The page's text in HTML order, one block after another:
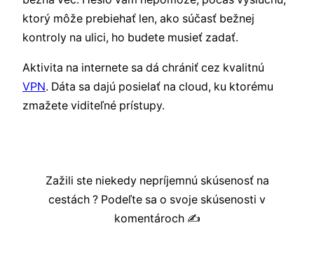
ktorý môže prebiehať len, ako súčasť bežnej
kontroly na ulici, ho budete musieť zadať.
Aktivita na internete sa dá chrániť cez kvalitnú
VPN. Dáta sa dajú posielať na cloud, ku ktorému
zmažete viditeľné prístupy.
Zažili ste niekedy nepríjemnú skúsenosť na
cestách ? Podeľte sa o svoje skúsenosti v
komentároch ✍️